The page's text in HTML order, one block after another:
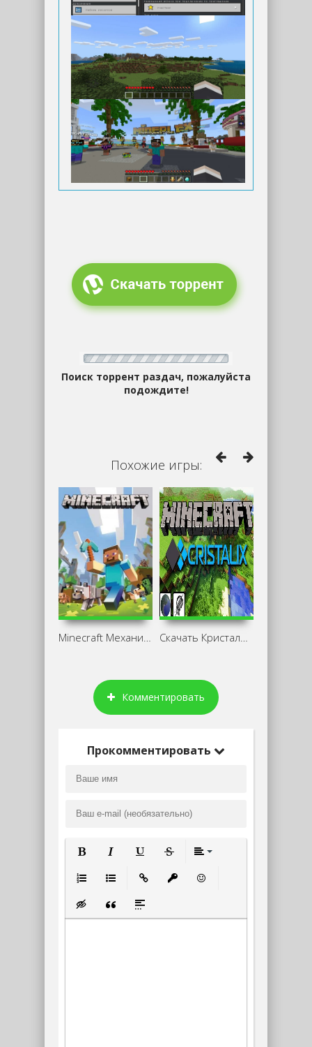
Поиск торрент раздач, пожалуйста
подождите!
Похожие игры:
Minecraft Механики Скачать Кристаликс
Комментировать
Прокомментировать
Вставка скрытого текста
Вставка цитаты
Вставка спойлера